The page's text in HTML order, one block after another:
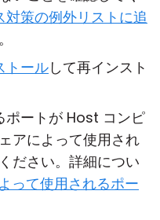
策の例外リストに追
トールして再インスト
ポートが Host コンピ
アによって使用され
ださい。詳細につい
って使用されるポー